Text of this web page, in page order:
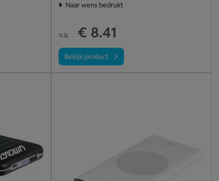
Naar wens bedrukt
v.a. € 8.41
Bekijk product